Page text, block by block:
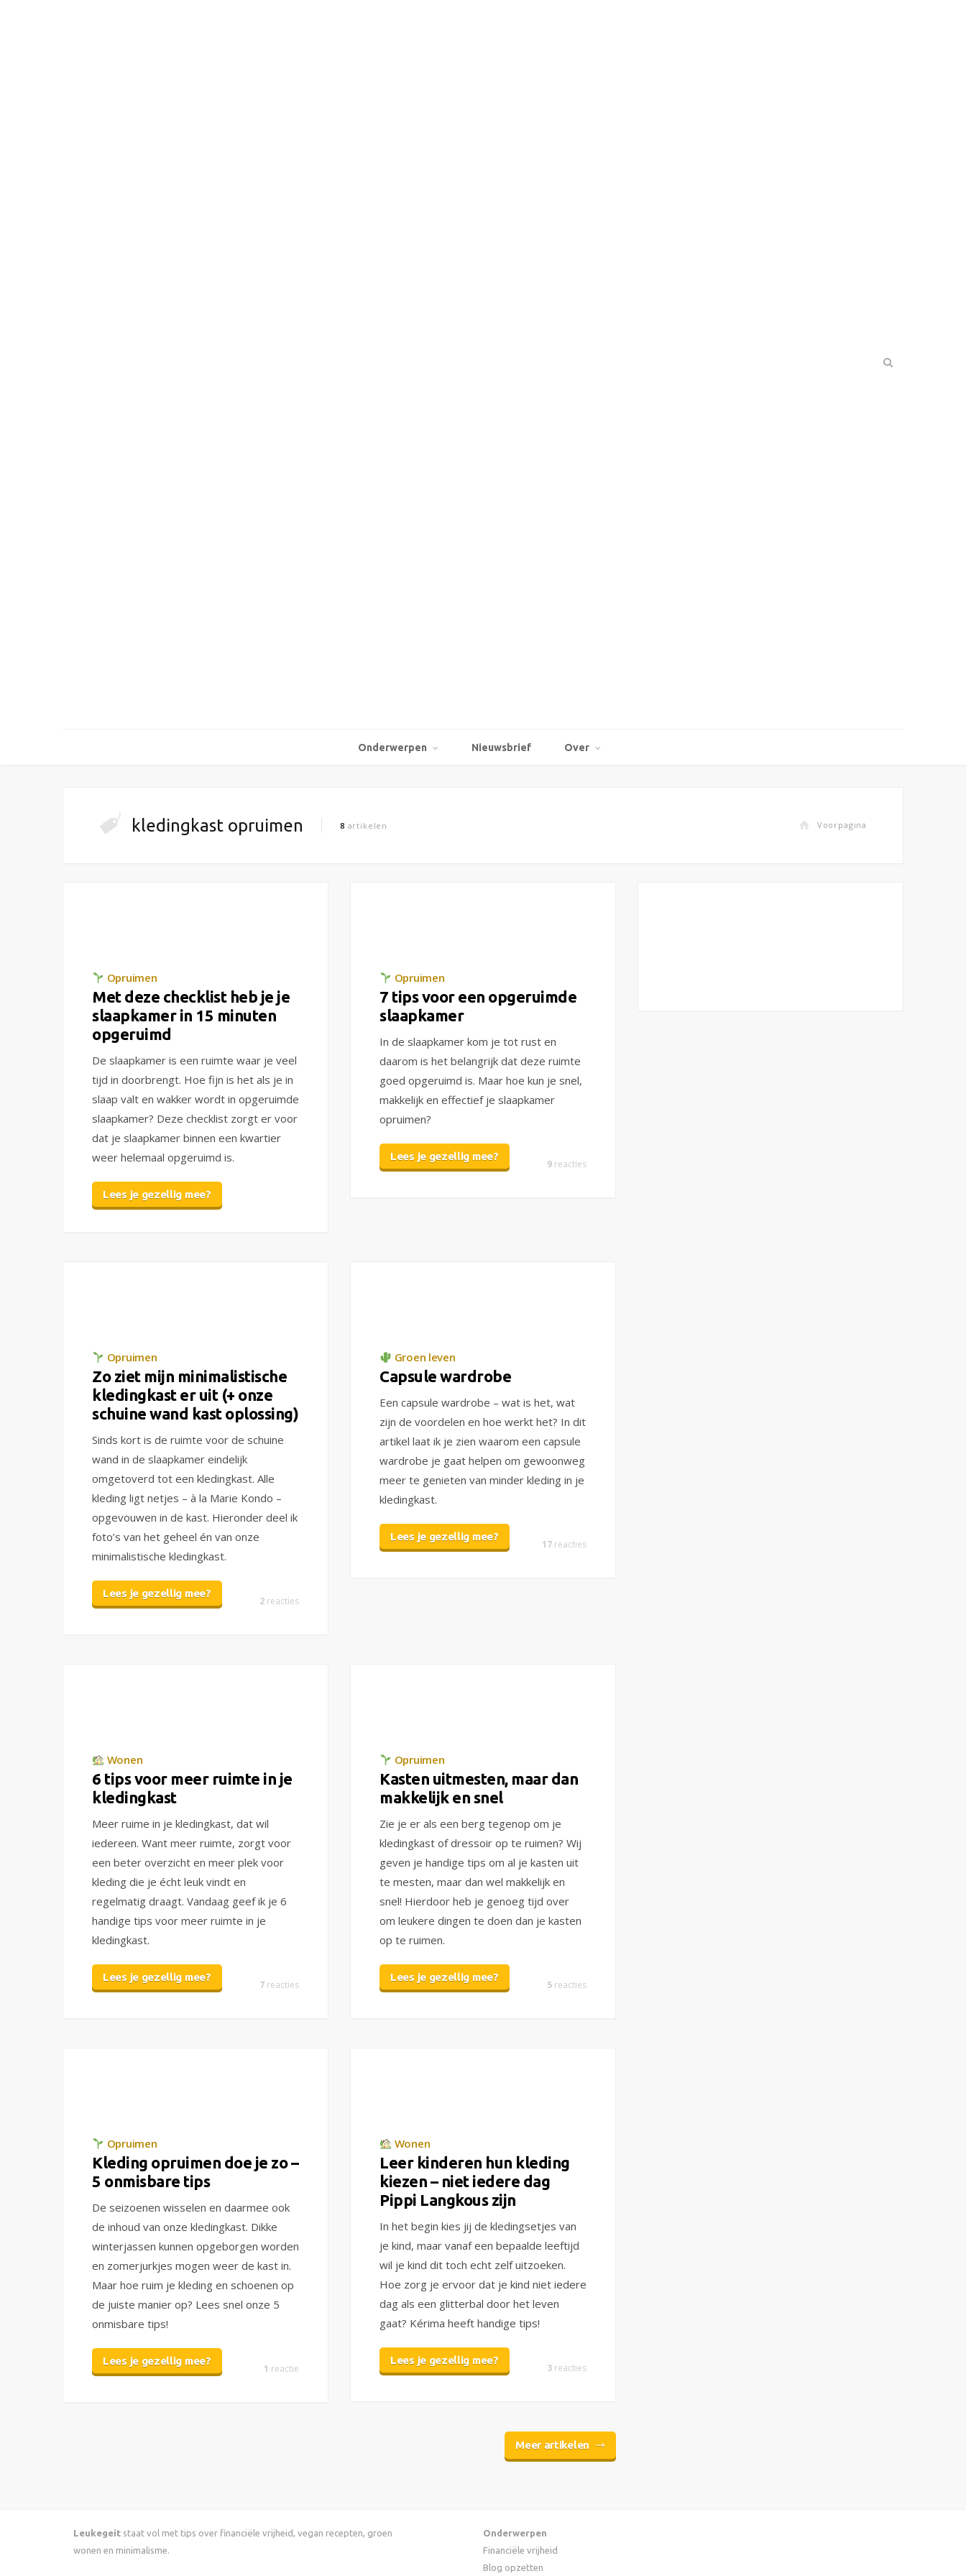
Onderwerpen Nieuwsbrief Over
kledingkast opruimen 8 artikelen Voorpagina
Opruimen
Met deze checklist heb je je
slaapkamer in 15 minuten
opgeruimd
De slaapkamer is een ruimte waar je veel
tijd in doorbrengt. Hoe fijn is het als je in
slaap valt en wakker wordt in opgeruimde
slaapkamer? Deze checklist zorgt er voor
dat je slaapkamer binnen een kwartier
weer helemaal opgeruimd is.
Lees je gezellig mee?
Opruimen
7 tips voor een opgeruimde
slaapkamer
In de slaapkamer kom je tot rust en
daarom is het belangrijk dat deze ruimte
goed opgeruimd is. Maar hoe kun je snel,
makkelijk en effectief je slaapkamer
opruimen?
Lees je gezellig mee?
9 reacties
Opruimen
Zo ziet mijn minimalistische
kledingkast er uit (+ onze
schuine wand kast oplossing)
Sinds kort is de ruimte voor de schuine
wand in de slaapkamer eindelijk
omgetoverd tot een kledingkast. Alle
kleding ligt netjes – à la Marie Kondo –
opgevouwen in de kast. Hieronder deel ik
foto’s van het geheel én van onze
minimalistische kledingkast.
Lees je gezellig mee?
2 reacties
Groen leven
Capsule wardrobe
Een capsule wardrobe – wat is het, wat
zijn de voordelen en hoe werkt het? In dit
artikel laat ik je zien waarom een capsule
wardrobe je gaat helpen om gewoonweg
meer te genieten van minder kleding in je
kledingkast.
Lees je gezellig mee?
17 reacties
Wonen
6 tips voor meer ruimte in je
kledingkast
Meer ruime in je kledingkast, dat wil
iedereen. Want meer ruimte, zorgt voor
een beter overzicht en meer plek voor
kleding die je écht leuk vindt en
regelmatig draagt. Vandaag geef ik je 6
handige tips voor meer ruimte in je
kledingkast.
Lees je gezellig mee?
7 reacties
Opruimen
Kasten uitmesten, maar dan
makkelijk en snel
Zie je er als een berg tegenop om je
kledingkast of dressoir op te ruimen? Wij
geven je handige tips om al je kasten uit
te mesten, maar dan wel makkelijk en
snel! Hierdoor heb je genoeg tijd over
om leukere dingen te doen dan je kasten
op te ruimen.
Lees je gezellig mee?
5 reacties
Opruimen
Kleding opruimen doe je zo –
5 onmisbare tips
De seizoenen wisselen en daarmee ook
de inhoud van onze kledingkast. Dikke
winterjassen kunnen opgeborgen worden
en zomerjurkjes mogen weer de kast in.
Maar hoe ruim je kleding en schoenen op
de juiste manier op? Lees snel onze 5
onmisbare tips!
Lees je gezellig mee?
1 reactie
Wonen
Leer kinderen hun kleding
kiezen – niet iedere dag
Pippi Langkous zijn
In het begin kies jij de kledingsetjes van
je kind, maar vanaf een bepaalde leeftijd
wil je kind dit toch echt zelf uitzoeken.
Hoe zorg je ervoor dat je kind niet iedere
dag als een glitterbal door het leven
gaat? Kérima heeft handige tips!
Lees je gezellig mee?
3 reacties
Meer artikelen
Leukegeit staat vol met tips over financiële vrijheid, vegan recepten, groen
wonen en minimalisme.
Onderwerpen
Financiële vrijheid
Blog opzetten